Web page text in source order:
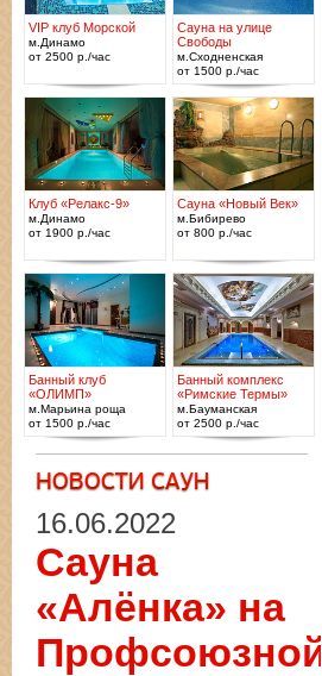
VIP клуб Морской
м.Динамо
от 2500 р./час
Сауна на улице
Свободы
м.Сходненская
от 1500 р./час
Клуб «Релакс-9»
м.Динамо
от 1900 р./час
Сауна «Новый Век»
м.Бибирево
от 800 р./час
Банный клуб
«ОЛИМП»
м.Марьина роща
от 1500 р./час
Банный комплекс
«Римские Термы»
м.Бауманская
от 2500 р./час
16.06.2022
Сауна
«Алёнка» на
Профсоюзной